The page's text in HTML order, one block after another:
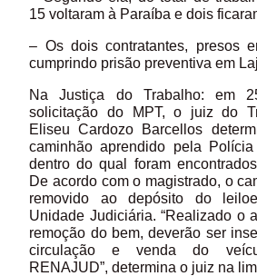
15 voltaram à Paraíba e dois
– Os dois contratantes, presos
cumprindo prisão preventiva em
Na Justiça do Trabalho: em
solicitação do MPT, o juiz do
Eliseu Cardozo Barcellos
caminhão aprendido pela
dentro do qual foram
De acordo com o magistrado, o
removido ao depósito do
Unidade Judiciária. “Realizado o
remoção do bem, deverão ser
circulação e venda do
RENAJUD”, determina o juiz na